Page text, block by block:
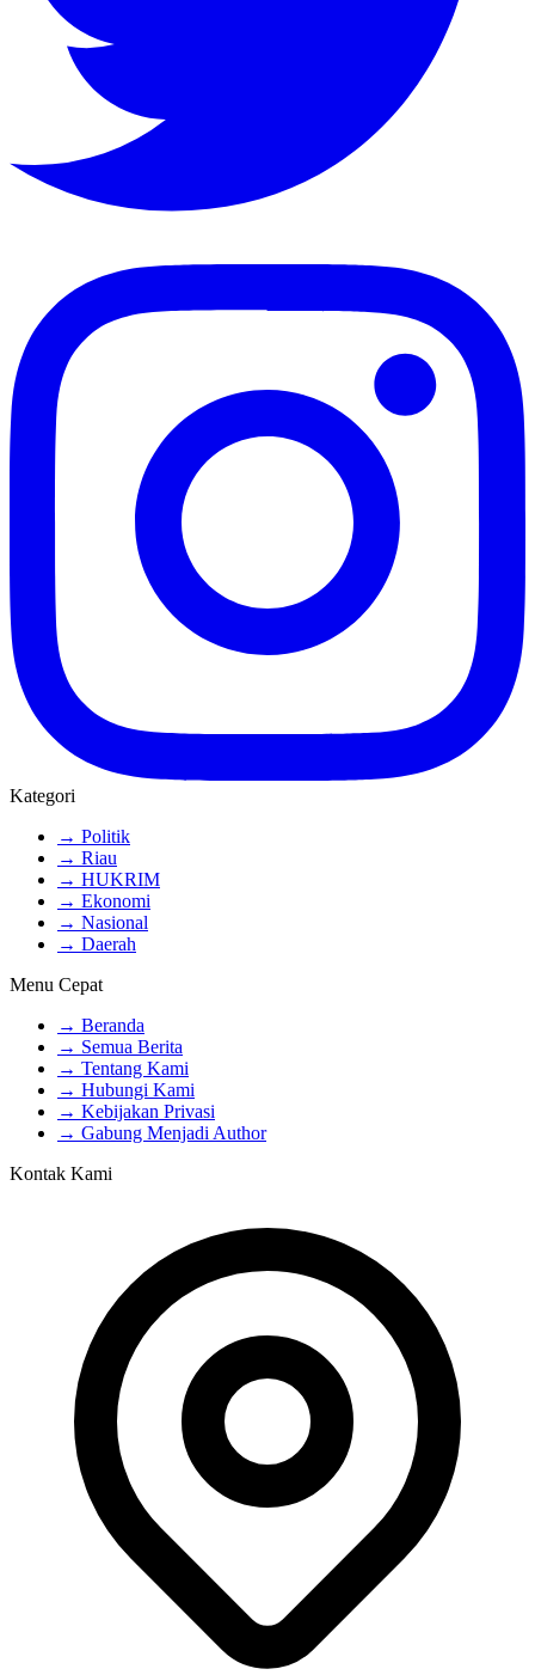
Kategori
→ Politik
→ Riau
→ HUKRIM
→ Ekonomi
→ Nasional
→ Daerah
Menu Cepat
→ Beranda
→ Semua Berita
→ Tentang Kami
→ Hubungi Kami
→ Kebijakan Privasi
→ Gabung Menjadi Author
Kontak Kami